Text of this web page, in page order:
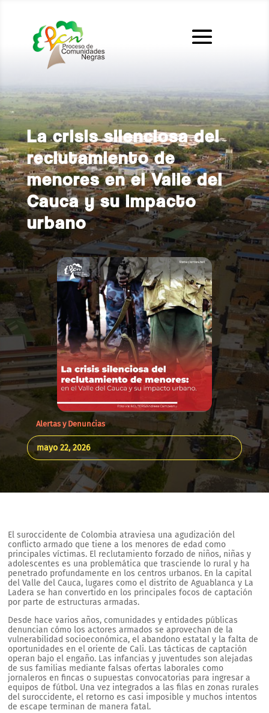
La crisis silenciosa del
reclutamiento de
menores en el Valle del
Cauca y su impacto
urbano
Alertas y Denuncias
mayo 22, 2026
El suroccidente de Colombia atraviesa una agudización del
conflicto armado que tiene a los menores de edad como
principales víctimas. El reclutamiento forzado de niños, niñas y
adolescentes es una problemática que trasciende lo rural y ha
penetrado profundamente en los centros urbanos. En la capital
del Valle del Cauca, lugares como el distrito de Aguablanca y La
Ladera se han convertido en los principales focos de captación
por parte de estructuras armadas.
Desde hace varios años, comunidades y entidades públicas
denuncian cómo los actores armados se aprovechan de la
vulnerabilidad socioeconómica, el abandono estatal y la falta de
oportunidades en el oriente de Cali. Las tácticas de captación
operan bajo el engaño. Las infancias y juventudes son alejadas
de sus familias mediante falsas ofertas laborales como
jornaleros en fincas o supuestas convocatorias para ingresar a
equipos de fútbol. Una vez integrados a las filas en zonas rurales
del suroccidente, el retorno es casi imposible y muchos intentos
de escape terminan de manera fatal.